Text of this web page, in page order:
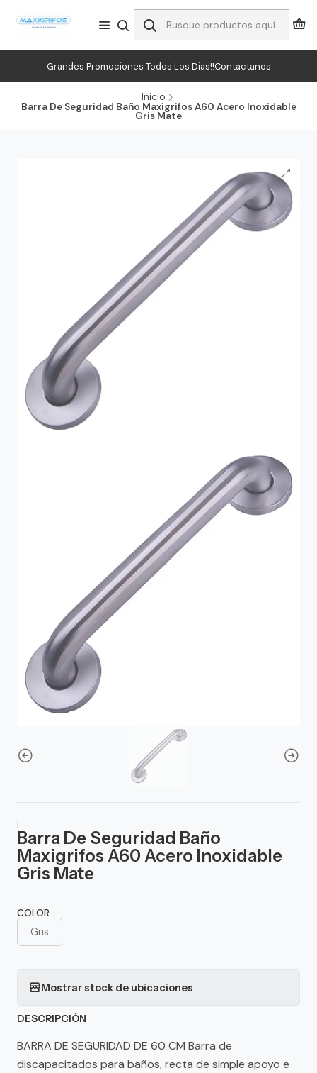
Grandes Promociones Todos Los Dias!!Contactanos
Inicio
Barra De Seguridad Baño Maxigrifos A60 Acero Inoxidable
Gris Mate
|
Barra De Seguridad Baño
Maxigrifos A60 Acero Inoxidable
Gris Mate
COLOR
Gris
Mostrar stock de ubicaciones
DESCRIPCIÓN
BARRA DE SEGURIDAD DE 60 CM Barra de
discapacitados para baños, recta de simple apoyo e